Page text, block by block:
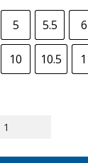
5 5.5 6
10 10.5